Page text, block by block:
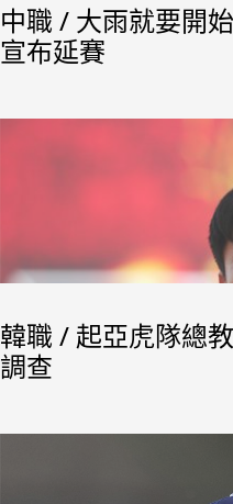
中職 / 大雨就要開
宣布延賽
韓職 / 起亞虎隊總
調查